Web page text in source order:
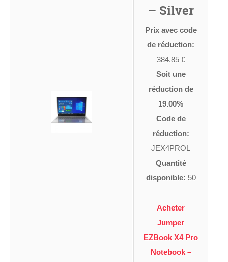
– Silver
Prix avec code
de réduction:
384.85 €
Soit une
réduction de
19.00%
Code de
réduction:
JEX4PROL
Quantité
disponible: 50
Acheter
Jumper
EZBook X4 Pro
Notebook –